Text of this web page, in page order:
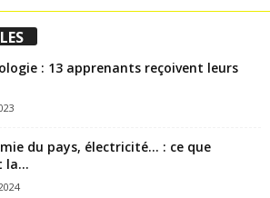
: 13 apprenants reçoivent leurs
du pays, électricité… : ce que
la...